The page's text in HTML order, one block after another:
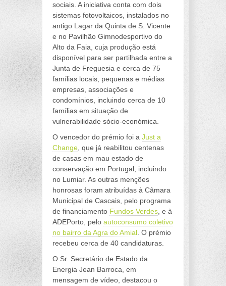
sociais. A iniciativa conta com dois
sistemas fotovoltaicos, instalados no
antigo Lagar da Quinta de S. Vicente
e no Pavilhão Gimnodesportivo do
Alto da Faia, cuja produção está
disponível para ser partilhada entre a
Junta de Freguesia e cerca de 75
famílias locais, pequenas e médias
empresas, associações e
condomínios, incluindo cerca de 10
famílias em situação de
vulnerabilidade sócio-económica.
O vencedor do prémio foi a Just a
Change, que já reabilitou centenas
de casas em mau estado de
conservação em Portugal, incluindo
no Lumiar. As outras menções
honrosas foram atribuídas à Câmara
Municipal de Cascais, pelo programa
de financiamento Fundos Verdes, e à
ADEPorto, pelo autoconsumo coletivo
no bairro da Agra do Amial. O prémio
recebeu cerca de 40 candidaturas.
O Sr. Secretário de Estado da
Energia Jean Barroca, em
mensagem de vídeo, destacou o